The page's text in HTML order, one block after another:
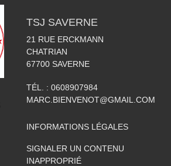
TSJ SAVERNE
21 RUE ERCKMANN
CHATRIAN
67700 SAVERNE
TÉL. : 0608907984
MARC.BIENVENOT@GMAIL.COM
INFORMATIONS LÉGALES
SIGNALER UN CONTENU
INAPPROPRIÉ